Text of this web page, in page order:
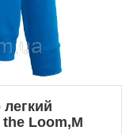
легкий
Loom,M